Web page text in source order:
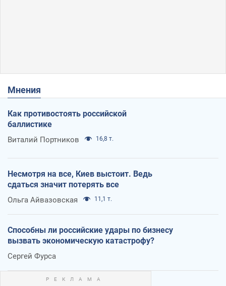
Мнения
Как противостоять российской
баллистике
Виталий Портников 16,8 т.
Несмотря на все, Киев выстоит. Ведь
сдаться значит потерять все
Ольга Айвазовская 11,1 т.
Способны ли российские удары по бизнесу
вызвать экономическую катастрофу?
Сергей Фурса